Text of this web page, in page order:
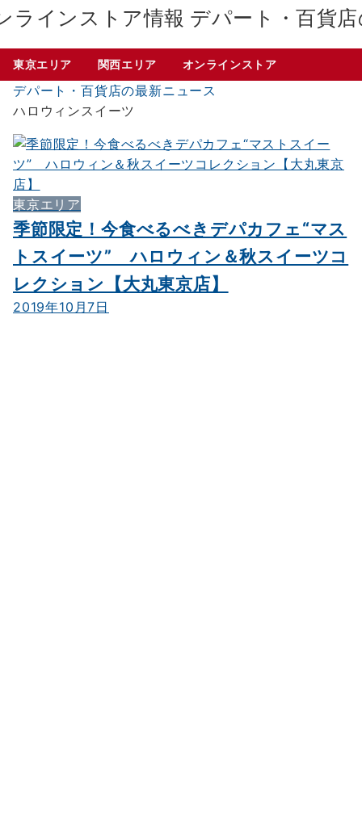
デパート・百貨
東京エリア 関西エリア オンラインストア
デパート・百貨店の最新ニュース
ハロウィンスイーツ
東京エリア
季節限定！今食べるべきデパカフェ“マス
トスイーツ” ハロウィン＆秋スイーツコ
レクション【大丸東京店】
2019年10月7日